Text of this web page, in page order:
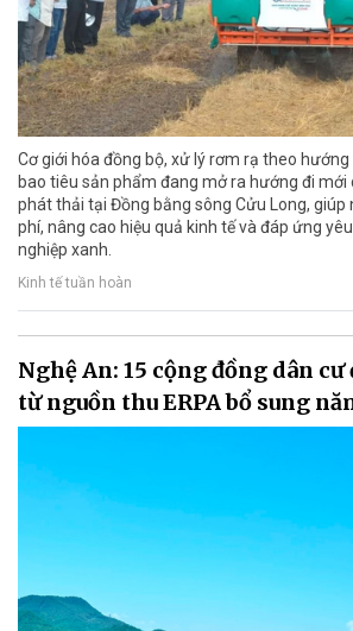
Cơ giới hóa đồng bộ, xử lý rơm rạ theo
bao tiêu sản phẩm đang mở ra hướng đi mới
phát thải tại Đồng bằng sông Cửu Long, giúp
phí, nâng cao hiệu quả kinh tế và đáp ứng
nghiệp xanh.
Kinh tế tuần hoàn
Nghệ An: 15 cộng đồng dân
từ nguồn thu ERPA bổ sung